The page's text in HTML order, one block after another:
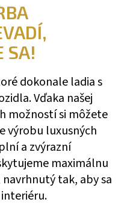
SA!
dokonale ladia s
Vďaka našej
možností si môžete
výrobu luxusných
a zvýrazní
maximálnu
tak, aby sa